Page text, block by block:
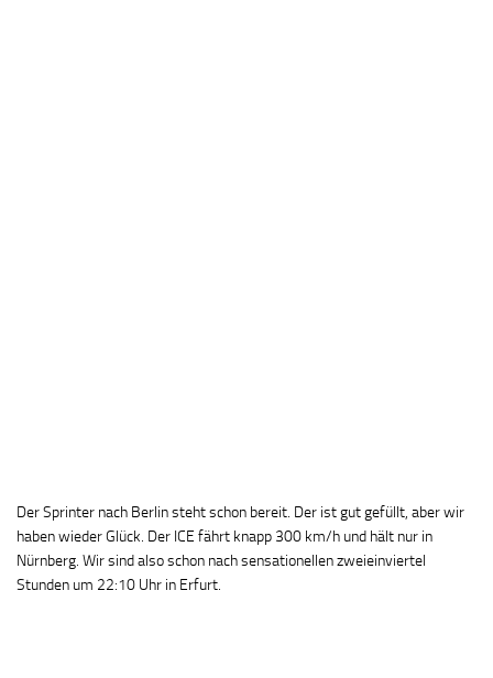
Der Sprinter nach Berlin steht schon bereit. Der ist gut gefüllt, aber wir
haben wieder Glück. Der ICE fährt knapp 300 km/h und hält nur in
Nürnberg. Wir sind also schon nach sensationellen zweieinviertel
Stunden um 22:10 Uhr in Erfurt.